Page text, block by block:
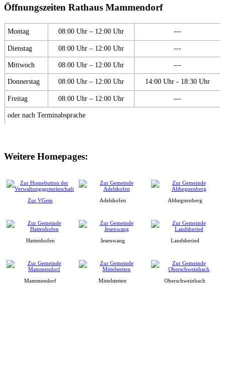
Öffnungszeiten Rathaus Mammendorf
Montag 08:00 Uhr – 12:00 Uhr ---
Dienstag 08:00 Uhr – 12:00 Uhr ---
Mittwoch 08:00 Uhr – 12:00 Uhr ---
Donnerstag 08:00 Uhr – 12:00 Uhr 14:00 Uhr - 18:30 Uhr
Freitag 08:00 Uhr – 12:00 Uhr ---
oder nach Terminabsprache
Weitere Homepages:
Zur VGem Adelshofen Althegnenberg
Hattenhofen Jesenwang Landsberied
Mammendorf Mittelstetten Oberschweinbach